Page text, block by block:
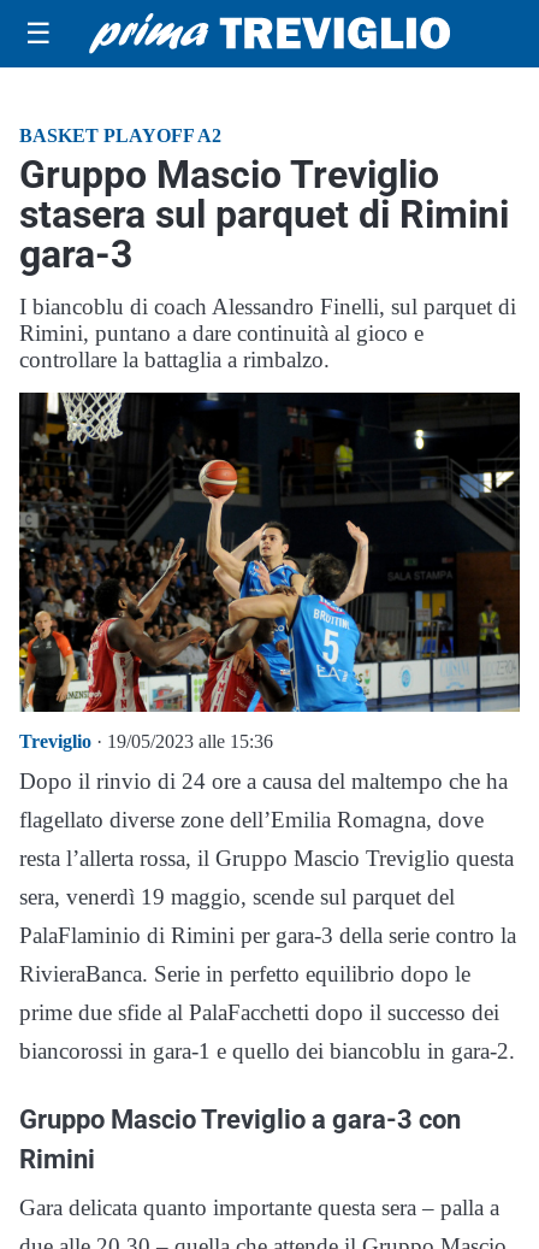
☰
BASKET PLAYOFF A2
Gruppo Mascio Treviglio
stasera sul parquet di Rimini
gara-3
I biancoblu di coach Alessandro Finelli, sul parquet di
Rimini, puntano a dare continuità al gioco e
controllare la battaglia a rimbalzo.
Treviglio · 19/05/2023 alle 15:36
Dopo il rinvio di 24 ore a causa del maltempo che ha
flagellato diverse zone dell’Emilia Romagna, dove
resta l’allerta rossa, il Gruppo Mascio Treviglio questa
sera, venerdì 19 maggio, scende sul parquet del
PalaFlaminio di Rimini per gara-3 della serie contro la
RivieraBanca. Serie in perfetto equilibrio dopo le
prime due sfide al PalaFacchetti dopo il successo dei
biancorossi in gara-1 e quello dei biancoblu in gara-2.
Gruppo Mascio Treviglio a gara-3 con
Rimini
Gara delicata quanto importante questa sera – palla a